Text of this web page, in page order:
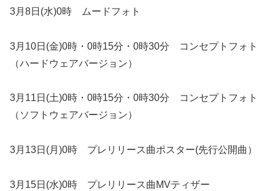
3月8日(水)0時 ムードフォト
3月10日(金)0時・0時15分・0時30分 コンセプトフォト
（ハードウェアバージョン）
3月11日(土)0時・0時15分・0時30分 コンセプトフォト
（ソフトウェアバージョン）
3月13日(月)0時 プレリリース曲ポスター(先行公開曲）
3月15日(水)0時 プレリリース曲MVティザー